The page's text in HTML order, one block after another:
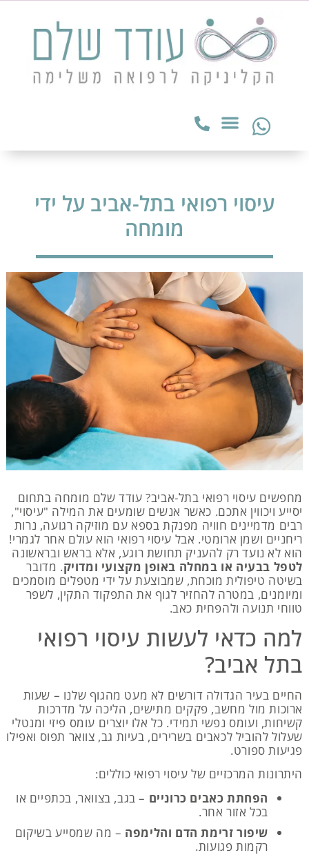
עיסוי רפואי בתל-אביב על ידי
מומחה
מחפשים עיסוי רפואי בתל-אביב? עודד שלם מומחה בתחום
יסייע ויכווין אתכם. כאשר אנשים שומעים את המילה "עיסוי",
רבים מדמיינים חוויה מפנקת בספא עם מוזיקה רגועה, נרות
ריחניים ושמן ארומטי. אבל עיסוי רפואי הוא עולם אחר לגמרי!
הוא לא נועד רק להעניק תחושת רוגע, אלא בראש ובראשונה
לטפל בבעיה או במחלה באופן מקצועי ומדויק. מדובר
בשיטה טיפולית מוכחת, שמבוצעת על ידי מטפלים מוסמכים
ומיומנים, במטרה להחזיר לגוף את התפקוד התקין, לשפר
טווחי תנועה ולהפחית כאב.
למה כדאי לעשות עיסוי רפואי
בתל אביב?
החיים בעיר הגדולה דורשים לא מעט מהגוף שלנו – שעות
ארוכות מול מחשב, פקקים מתישים, הליכה על מדרכות
קשיחות, ועומס נפשי תמידי. כל אלו יוצרים עומס פיזי ומנטלי
שעלול להוביל לכאבים בשרירים, בעיות גב, צוואר תפוס ואפילו
פגיעות ספורט.
היתרונות המרכזיים של עיסוי רפואי כוללים:
הפחתת כאבים כרוניים – בגב, בצוואר, בכתפיים או
בכל אזור אחר.
שיפור זרימת הדם והלימפה – מה שמסייע בשיקום
רקמות פגועות.